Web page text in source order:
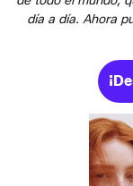
día a día. Ahora